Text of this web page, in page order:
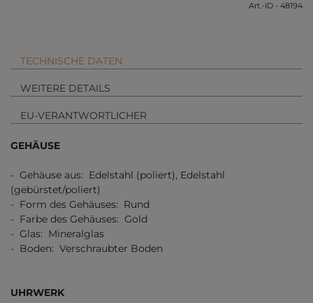
Art.-ID - 48194
TECHNISCHE DATEN
WEITERE DETAILS
EU-VERANTWORTLICHER
GEHÄUSE
- Gehäuse aus: Edelstahl (poliert), Edelstahl
(gebürstet/poliert)
- Form des Gehäuses: Rund
- Farbe des Gehäuses: Gold
- Glas: Mineralglas
- Boden: Verschraubter Boden
UHRWERK